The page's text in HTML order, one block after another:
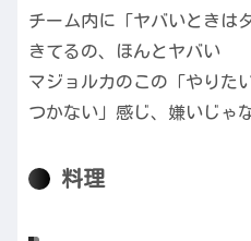
チーム内に「ヤバいときは
きてるの、ほんとヤバい
マジョルカのこの「やりた
つかない」感じ、嫌いじゃ
料理